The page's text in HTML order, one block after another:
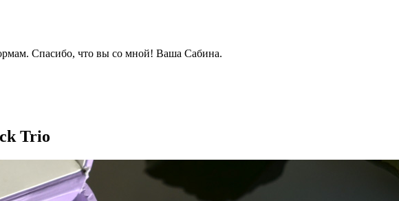
Спасибо, что вы со мной! Ваша Сабина.
Trio